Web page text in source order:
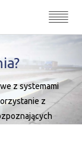
z systemami
z